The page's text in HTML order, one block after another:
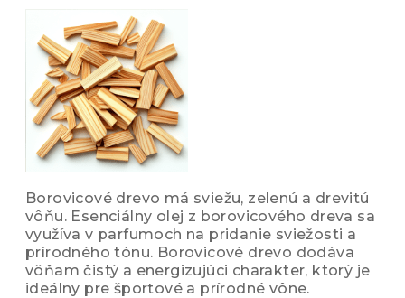
Borovicové drevo má sviežu, zelenú a drevitú
vôňu. Esenciálny olej z borovicového dreva sa
využíva v parfumoch na pridanie sviežosti a
prírodného tónu. Borovicové drevo dodáva
vôňam čistý a energizujúci charakter, ktorý je
ideálny pre športové a prírodné vône.